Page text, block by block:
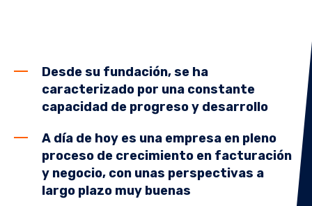
Desde su fundación, se ha
caracterizado por una constante
capacidad de progreso y desarrollo
A día de hoy es una empresa en pleno
proceso de crecimiento en facturación
y negocio, con unas perspectivas a
largo plazo muy buenas